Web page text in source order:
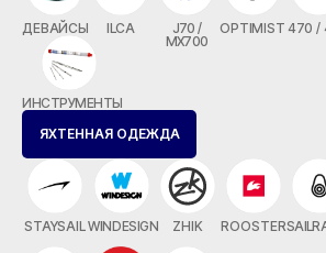
ДЕВАЙСЫ ILCA
J70 /
MX700
OPTIMIST 470 /
ИНСТРУМЕНТЫ
ЯХТЕННАЯ ОДЕЖДА
STAYSAILWINDESIGN ZHIK ROOSTER